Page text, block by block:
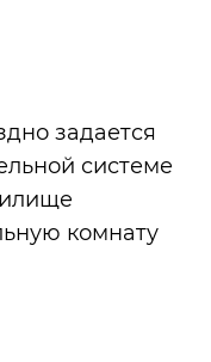
задается
системе
комнату